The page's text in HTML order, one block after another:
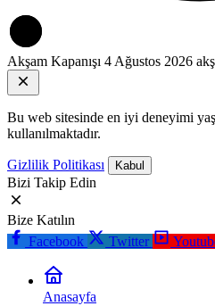
Akşam Kapanışı 4 Ağustos 2026
Bu web sitesinde en iyi deneyimi
kullanılmaktadır.
Gizlilik Politikası Kabul
Bizi Takip Edin
Bize Katılın
Facebook
Twitter
Anasayfa